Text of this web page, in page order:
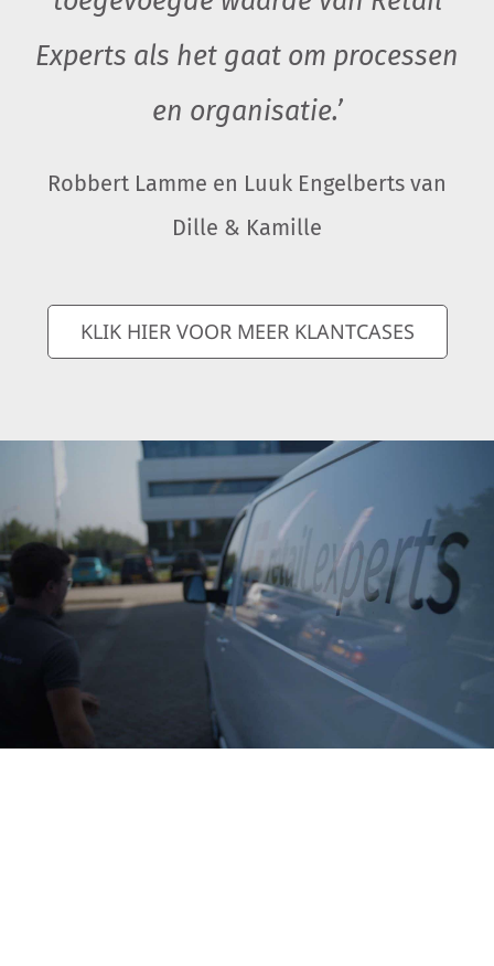
Experts als het gaat om processen
en organisatie.’
Robbert Lamme en Luuk Engelberts van
Dille & Kamille
KLIK HIER VOOR MEER KLANTCASES